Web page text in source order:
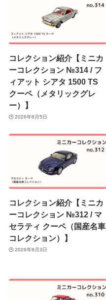
コレクション紹介【ミニカ
ーコレクション №314 / フ
ィアット シアタ 1500 TS
クーペ（メタリックグレ
ー）】
2026年8月5日
コレクション紹介【ミニカ
ーコレクション №312 / マ
セラティ クーペ（国産名車
コレクション）】
2026年8月3日